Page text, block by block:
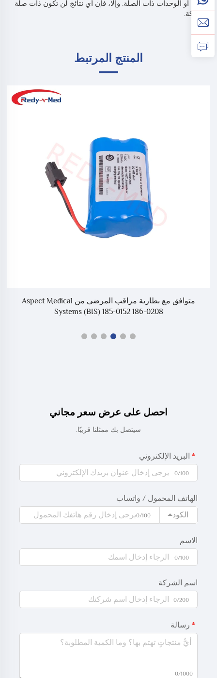
الطبية أو الوحدات ذات الصلة. وإلا، فإن أي نتائج لن تكون ذات صلة
بالشركة.
المنتج المرتبط
متوافق مع بطارية مراقب المرضى من Aspect Medical
Systems (BIS) 185-0152 186-0208
احصل على عرض سعر مجاني
سيتصل بك ممثلنا قريبًا.
البريد الإلكتروني
0/100
الهاتف المحمول / واتساب
الكود
0/100
الاسم
0/100
اسم الشركة
0/200
رسالة
0/1000